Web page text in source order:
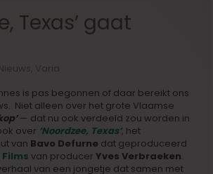
Texas’ gaat
Varia
is pas begonnen of daar bereikt ons
Niet alleen over het grote Vlaamse
— dat nu ook verdeeld zou worden in
over ‘Noordzee, Texas’, het
van Bavo Defurne dat geproduceerd
van producerYves Verbraeken.
van een jongetje dat samen met